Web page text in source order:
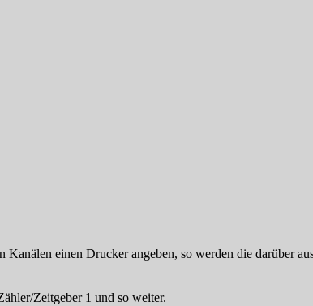
einen Drucker angeben, so werden die darüber
Zeitgeber 1 und so weiter.